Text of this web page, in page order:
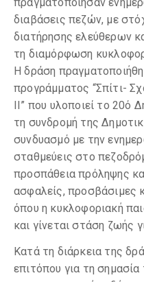
διαβάσεις πεζών, με
διατήρησης ελεύθερων
τη διαμόρφωση
Η δράση
προγράμματος “Σπίτι-
ΙΙ” που υλοποιεί το 20ό
τη συνδρομή της
συνδυασμό με την
σταθμεύεις στο
προσπάθεια πρόληψης
ασφαλείς, προσβάσιμες
όπου η κυκλοφοριακή
και γίνεται στάση ζωής
Κατά τη διάρκεια της
επιτόπου για τη